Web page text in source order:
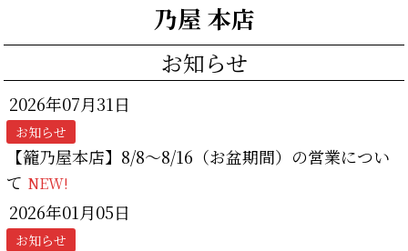
乃屋 本店
お知らせ
2026年07月31日
お知らせ
【籠乃屋本店】8/8～8/16（お盆期間）の営業につい
て NEW!
2026年01月05日
お知らせ